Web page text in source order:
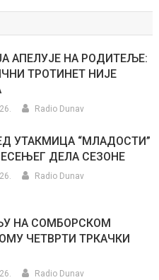
АПЕЛУЈЕ НА РОДИТЕЉЕ:
ТРОТИНЕТ НИЈЕ
Radio Dunav
УТАКМИЦА “МЛАДОСТИ”
ДЕЛА СЕЗОНЕ
Radio Dunav
НА СОМБОРСКОМ
ЧЕТВРТИ ТРКАЧКИ
Radio Dunav